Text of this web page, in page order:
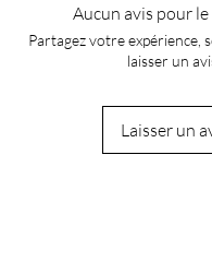
Aucun avis pour
Partagez votre expérience,
laisser un
Laisser un